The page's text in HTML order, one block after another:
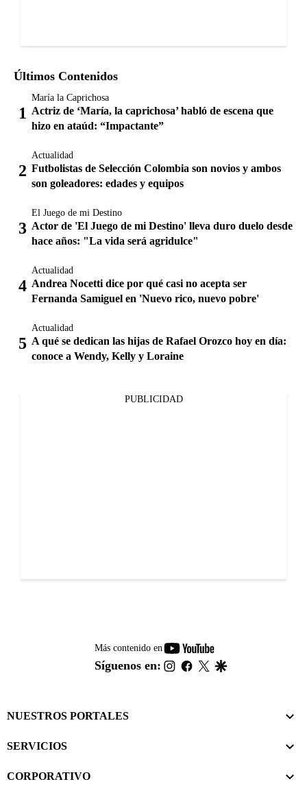
Últimos Contenidos
María la Caprichosa
Actriz de ‘María, la caprichosa’ habló de escena que
hizo en ataúd: “Impactante”
Actualidad
Futbolistas de Selección Colombia son novios y ambos
son goleadores: edades y equipos
El Juego de mi Destino
Actor de 'El Juego de mi Destino' lleva duro duelo desde
hace años: "La vida será agridulce"
Actualidad
Andrea Nocetti dice por qué casi no acepta ser
Fernanda Samiguel en 'Nuevo rico, nuevo pobre'
Actualidad
A qué se dedican las hijas de Rafael Orozco hoy en día:
conoce a Wendy, Kelly y Loraine
PUBLICIDAD
Más contenido en
youtube-
footer
Síguenos en: instagram
facebook
twitter
NUESTROS PORTALES
SERVICIOS
CORPORATIVO